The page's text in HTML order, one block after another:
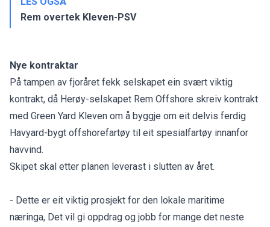
Rem overtek Kleven-PSV
Nye kontraktar
På tampen av fjoråret fekk selskapet ein svært viktig
kontrakt, då Herøy-selskapet Rem Offshore skreiv kontrakt
med Green Yard Kleven om å byggje om eit delvis ferdig
Havyard-bygt offshorefartøy til eit spesialfartøy innanfor
havvind.
Skipet skal etter planen leverast i slutten av året.
- Dette er eit viktig prosjekt for den lokale maritime
næringa, Det vil gi oppdrag og jobb for mange det neste